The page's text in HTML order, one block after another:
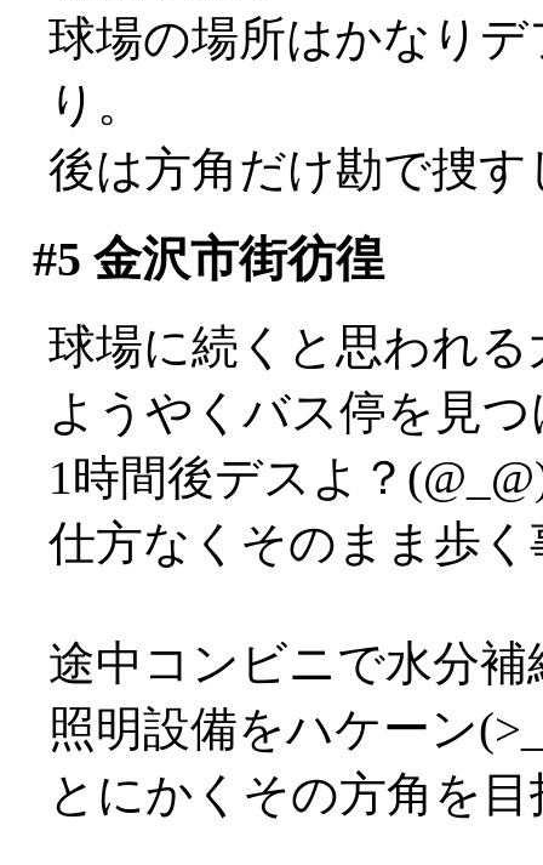
球場の場所はかなり
り。
後は方角だけ勘で捜
#5 金沢市街彷徨
球場に続くと思われ
ようやくバス停を見
1時間後デスよ？
仕方なくそのまま歩く
途中コンビニで水分
照明設備をハケーン
とにかくその方角を